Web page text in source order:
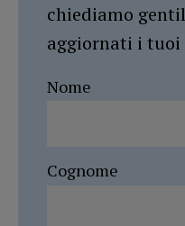
chiediamo
aggiornati i tuoi
Nome
Cognome